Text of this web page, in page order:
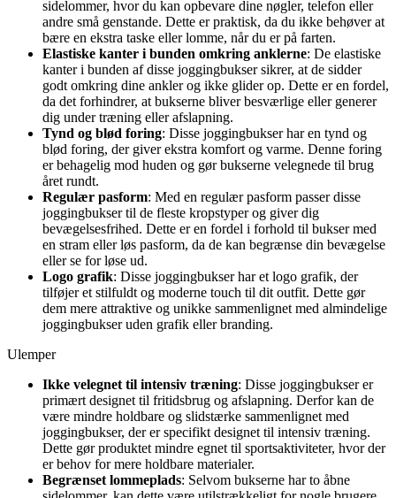
sidelommer, hvor du kan opbevare dine nøgler, telefon eller
andre små genstande. Dette er praktisk, da du ikke behøver at
bære en ekstra taske eller lomme, når du er på farten.
Elastiske kanter i bunden omkring anklerne: De elastiske
kanter i bunden af disse joggingbukser sikrer, at de sidder
godt omkring dine ankler og ikke glider op. Dette er en fordel,
da det forhindrer, at bukserne bliver besværlige eller generer
dig under træning eller afslapning.
Tynd og blød foring: Disse joggingbukser har en tynd og
blød foring, der giver ekstra komfort og varme. Denne foring
er behagelig mod huden og gør bukserne velegnede til brug
året rundt.
Regulær pasform: Med en regulær pasform passer disse
joggingbukser til de fleste kropstyper og giver dig
bevægelsesfrihed. Dette er en fordel i forhold til bukser med
en stram eller løs pasform, da de kan begrænse din bevægelse
eller se for løse ud.
Logo grafik: Disse joggingbukser har et logo grafik, der
tilføjer et stilfuldt og moderne touch til dit outfit. Dette gør
dem mere attraktive og unikke sammenlignet med almindelige
joggingbukser uden grafik eller branding.
Ulemper
Ikke velegnet til intensiv træning: Disse joggingbukser er
primært designet til fritidsbrug og afslapning. Derfor kan de
være mindre holdbare og slidstærke sammenlignet med
joggingbukser, der er specifikt designet til intensiv træning.
Dette gør produktet mindre egnet til sportsaktiviteter, hvor der
er behov for mere holdbare materialer.
Begrænset lommeplads: Selvom bukserne har to åbne